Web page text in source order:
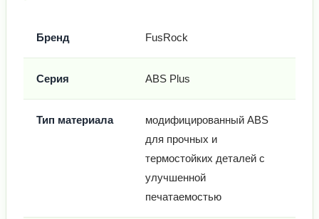
Бренд FusRock
Серия ABS Plus
Тип материала
модифицированный ABS
для прочных и
термостойких деталей с
улучшенной
печатаемостью